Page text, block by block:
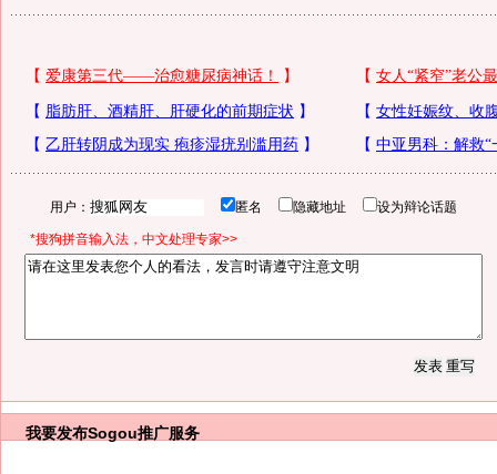
用户： 匿名 隐藏地址 设为辩论话题
*搜狗拼音输入法，中文处理专家>>
我要发布Sogou推广服务